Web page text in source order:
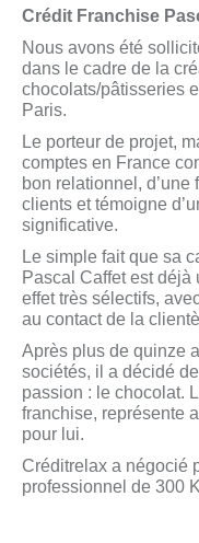
Crédit Franchise
Nous avons été
dans le cadre de la
chocolats/pâtisseries
Paris.
Le porteur de projet,
comptes en France
bon relationnel,
clients et témoigne
significative.
Le simple fait que sa
Pascal Caffet est déjà
effet très sélectifs,
au contact de la
Après plus de quinze
sociétés, il a décidé
passion : le chocolat.
franchise, représente
pour lui.
Créditrelax a négocié
professionnel de 300